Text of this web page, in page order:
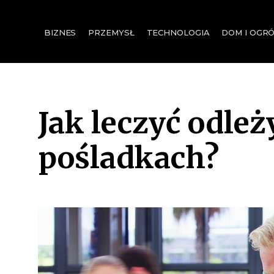
BIZNES PRZEMYSŁ TECHNOLOGIA DOM I
Jak leczyć
pośladkach?